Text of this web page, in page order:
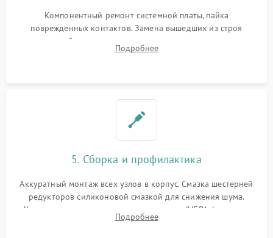
Компонентный ремонт системной платы, пайка
поврежденных контактов. Замена вышедших из строя
двигателей, изношенного аккумулятора, неисправного
лидара или помпы подачи воды. Восстановление шлейфов и
Подробнее
5. Сборка и профилактика
Аккуратный монтаж всех узлов в корпус. Смазка шестерней
редукторов силиконовой смазкой для снижения шума.
Установка новых расходных материалов (HEPA-фильтров,
микрофибры, щеток). Надежная фиксация разъемов и
Подробнее